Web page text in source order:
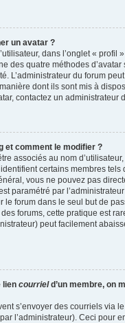
un avatar ?
dans l’onglet « profil
des quatre méthodes d’avatar
L’administrateur du forum
dont ils sont mis à
contactez un administrateur
et comment le modifier ?
associés au nom
certains membres tels
vous ne pouvez pas
paramétré par
le forum dans le seul but de
forums, cette pratique est
peut facilement
lien courrield’un membre, on
s’envoyer des courriels via
l’administrateur). Ceci pour